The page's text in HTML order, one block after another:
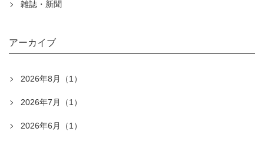
雑誌・新聞
アーカイブ
2026年8月（1）
2026年7月（1）
2026年6月（1）